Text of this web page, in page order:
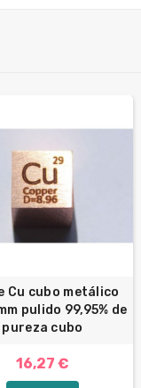
Cu cubo metálico
pulido 99,95% de
pureza cubo
16,27 €